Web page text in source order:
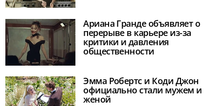
Ариана Гранде объявляет о
перерыве в карьере из-за
критики и давления
общественности
Эмма Робертс и Коди Джон
официально стали мужем и
женой